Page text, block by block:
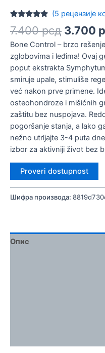
Оцењено
4.80од 5
на основу
5
оцена
купаца
(5 рецензије
7.400рсд
цена
је
била:
7.400
3.700
Bone Control – brzo
zglobovima i leđima! Ovaj
poput ekstrakta
smiruje upale, stimuliše
već nakon prve primene.
osteohondroze i mišićnih
zaštitu bez nuspojava.
pogoršanje stanja, a lako
nežno utrljajte 3-4 puta
izbor za aktivniji život bez
Proveri dostupnost
Шифра производа:
Опис